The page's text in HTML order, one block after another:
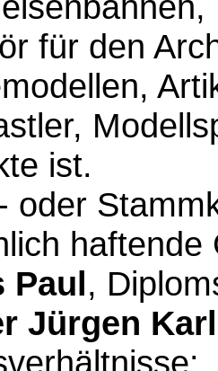
für den
ist.
oder
Paul,
Jürgen Karl